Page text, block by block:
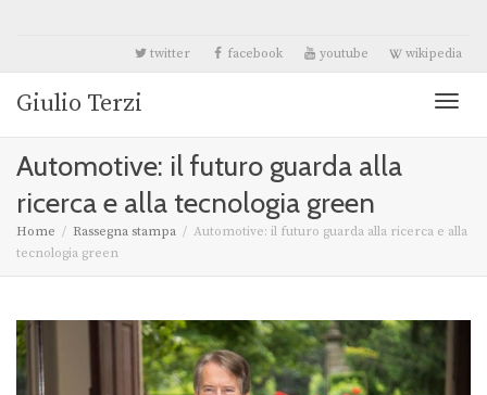
twitter facebook youtube wikipedia
Giulio Terzi
Automotive: il futuro guarda alla
ricerca e alla tecnologia green
Home Rassegna stampa
Automotive: il futuro guarda alla ricerca e alla
tecnologia green